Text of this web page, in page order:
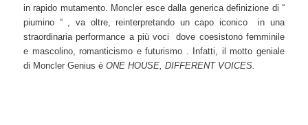
in rapido mutamento. Moncler esce dalla generica definizione di “
piumino “ , va oltre, reinterpretando un capo iconico in una
straordinaria performance a più voci dove coesistono femminile
e mascolino, romanticismo e futurismo . Infatti, il motto geniale
di Moncler Genius èONE HOUSE, DIFFERENT VOICES.